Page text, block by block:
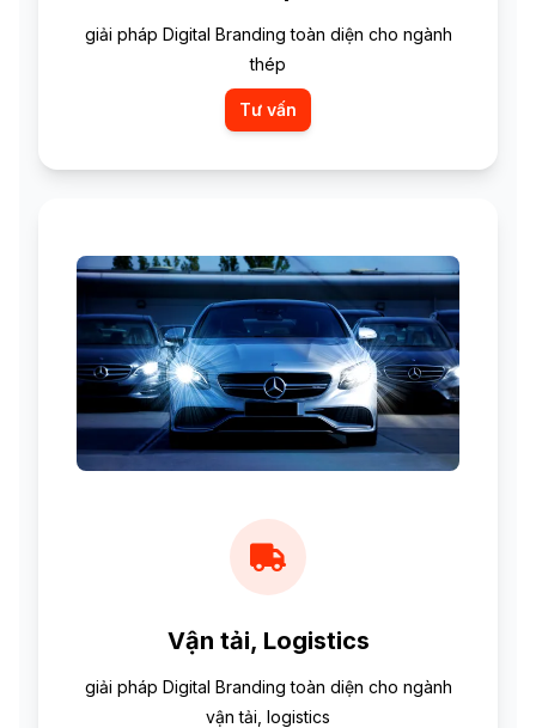
giải pháp Digital Branding toàn diện cho ngành
thép
Tư vấn
Vận tải, Logistics
giải pháp Digital Branding toàn diện cho ngành
vận tải, logistics